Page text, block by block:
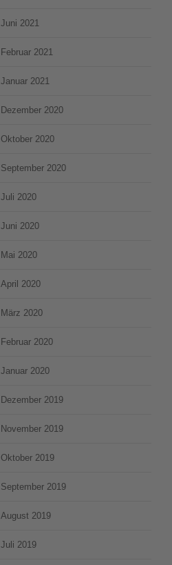
Juni 2021
Februar 2021
Januar 2021
Dezember 2020
Oktober 2020
September 2020
Juli 2020
Juni 2020
Mai 2020
April 2020
März 2020
Februar 2020
Januar 2020
Dezember 2019
November 2019
Oktober 2019
September 2019
August 2019
Juli 2019